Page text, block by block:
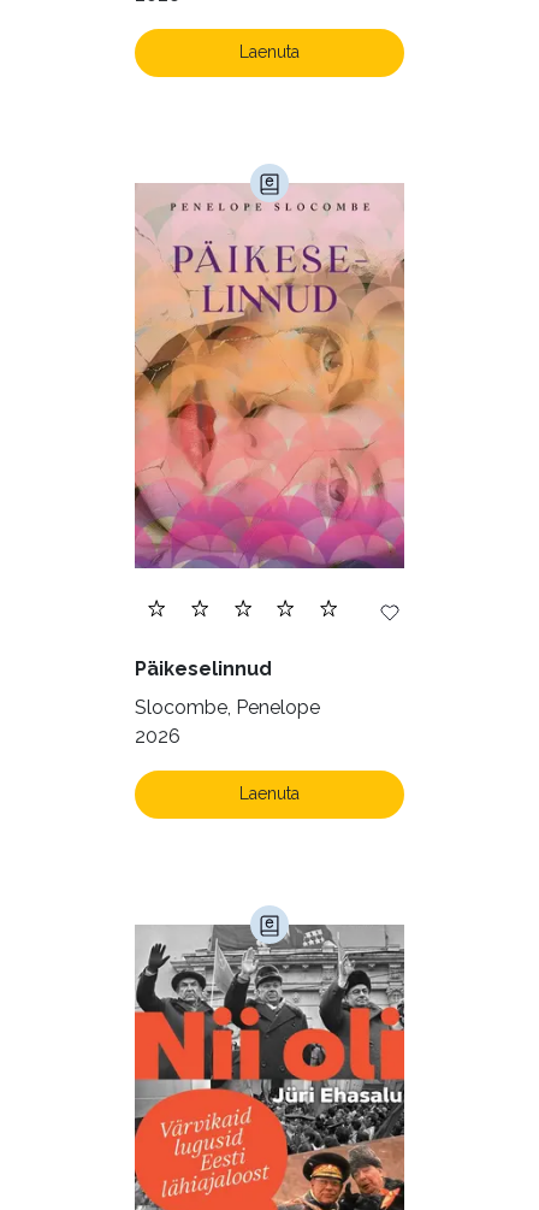
Laenuta
Päikeselinnud
Slocombe, Penelope
2026
Laenuta